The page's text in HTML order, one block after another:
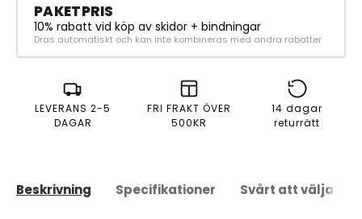
PAKETPRIS
10% rabatt vid köp av skidor + bindningar
Dras automatiskt och kan inte kombineras med andra rabatter
LEVERANS 2-5
DAGAR
FRI FRAKT ÖVER
500KR
14 dagar
returrätt
Beskrivning Specifikationer Svårt att välja?